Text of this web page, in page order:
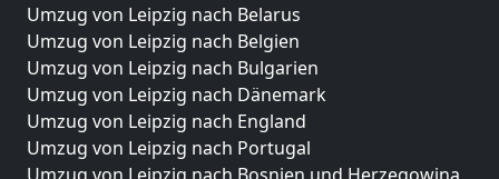
Umzug von Leipzig nach Belarus
Umzug von Leipzig nach Belgien
Umzug von Leipzig nach Bulgarien
Umzug von Leipzig nach Dänemark
Umzug von Leipzig nach England
Umzug von Leipzig nach Portugal
Umzug von Leipzig nach Bosnien und Herzegowina